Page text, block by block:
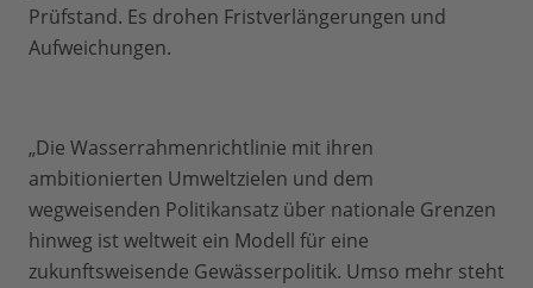
Prüfstand. Es drohen Fristverlängerungen und
Aufweichungen.
„Die Wasserrahmenrichtlinie mit ihren
ambitionierten Umweltzielen und dem
wegweisenden Politikansatz über nationale Grenzen
hinweg ist weltweit ein Modell für eine
zukunftsweisende Gewässerpolitik. Umso mehr steht